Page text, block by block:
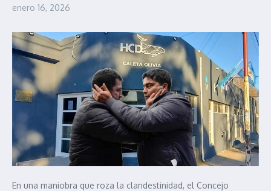
enero 16, 2026
En una maniobra que roza la clandestinidad, el Concejo